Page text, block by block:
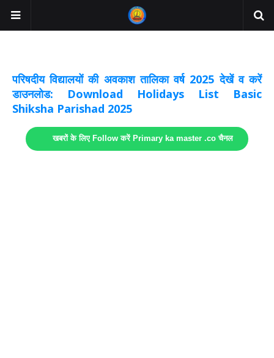
परिषदीय विद्यालयों की अवकाश तालिका वर्ष 2025 देखें व करें
डाउनलोड: Download Holidays List Basic
Shiksha Parishad 2025
खबरों के लिए Follow करें Primary ka master .co चैनल